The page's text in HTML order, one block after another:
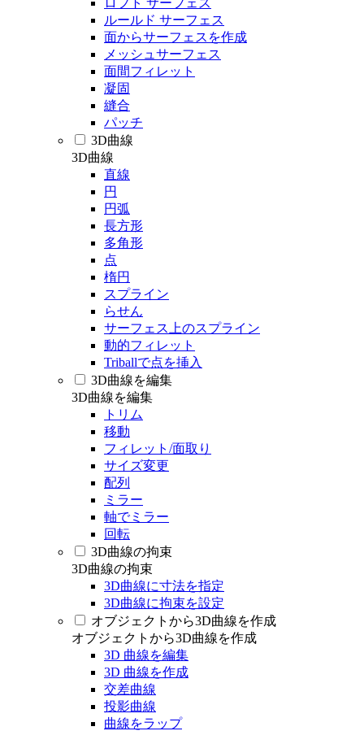
ロフト サーフェス
ルールド サーフェス
面からサーフェスを作成
メッシュサーフェス
面間フィレット
凝固
縫合
パッチ
3D曲線
3D曲線
直線
円
円弧
長方形
多角形
点
楕円
スプライン
らせん
サーフェス上のスプライン
動的フィレット
Triballで点を挿入
3D曲線を編集
3D曲線を編集
トリム
移動
フィレット/面取り
サイズ変更
配列
ミラー
軸でミラー
回転
3D曲線の拘束
3D曲線の拘束
3D曲線に寸法を指定
3D曲線に拘束を設定
オブジェクトから3D曲線を作成
オブジェクトから3D曲線を作成
3D 曲線を編集
3D 曲線を作成
交差曲線
投影曲線
曲線をラップ